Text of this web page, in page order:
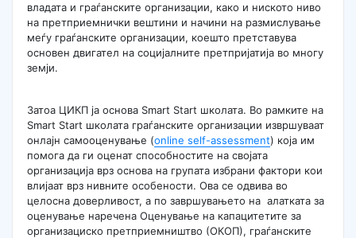
владата и граѓанските организации, како и ниското ниво
на претприемнички вештини и начини на размислување
меѓу граѓанските организации, коешто претставува
основен двигател на социјалните претпријатија во многу
земји.
Затоа ЦИКП ја основа Smart Start школата. Во рамките на
Smart Start школата граѓанските организации извршуваат
онлајн самооценување (online self-assessment) која им
помога да ги оценат способностите на својата
организација врз основа на групата избрани фактори кои
влијаат врз нивните особености. Ова се одвива во
целосна доверливост, а по завршувањето на алатката за
оценување наречена Оценување на капацитетите за
организациско претприемништво (ОКОП), граѓанските